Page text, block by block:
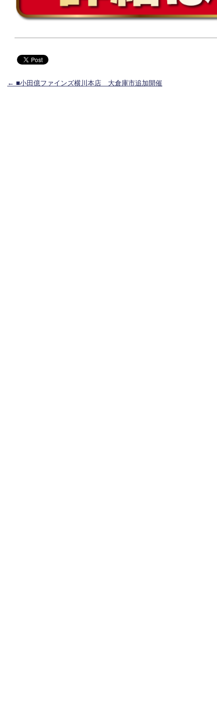
投稿ナビゲーション
← ■小田億ファインズ横川本店 大倉庫市追加開催